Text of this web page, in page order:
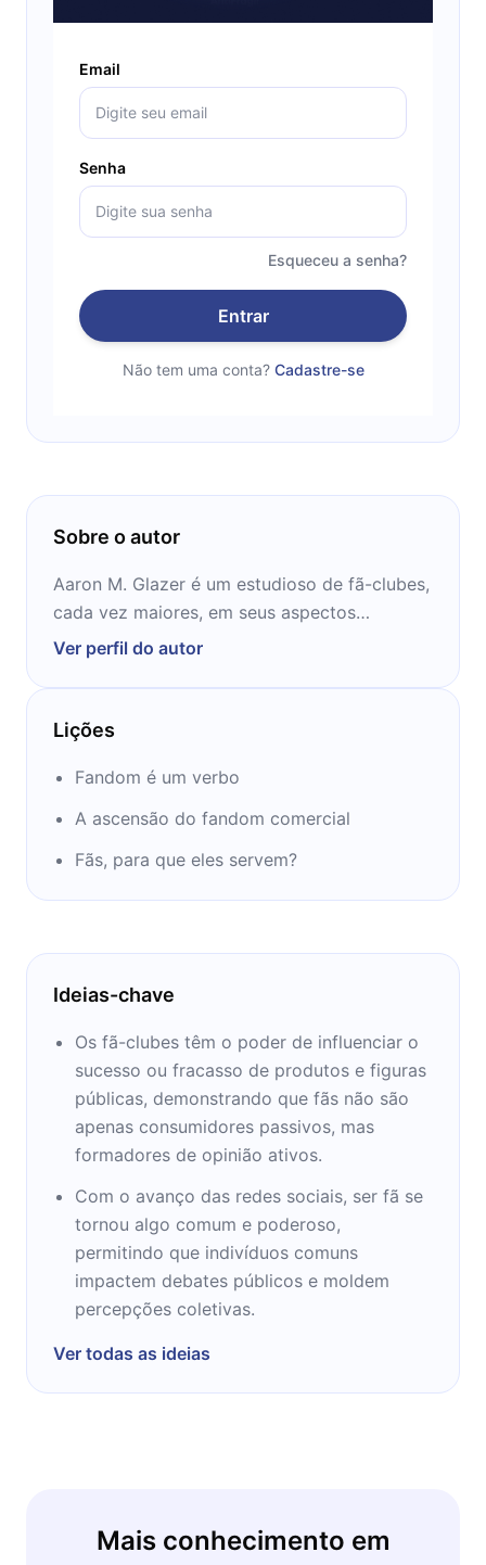
Email
Senha
Esqueceu a senha?
Entrar
Não tem uma conta? Cadastre-se
Sobre o autor
Aaron M. Glazer é um estudioso de fã-clubes,
cada vez maiores, em seus aspectos
históricos, sociológicos e psicológicos, sem
funcionam as mentes dos fãs.
Ver perfil do autor
Lições
Fandom é um verbo
A ascensão do fandom comercial
Fãs, para que eles servem?
Ideias-chave
Os fã-clubes têm o poder de influenciar o
sucesso ou fracasso de produtos e figuras
públicas, demonstrando que fãs não são
apenas consumidores passivos, mas
formadores de opinião ativos.
Com o avanço das redes sociais, ser fã se
tornou algo comum e poderoso,
permitindo que indivíduos comuns
impactem debates públicos e moldem
percepções coletivas.
Ver todas as ideias
Mais conhecimento em